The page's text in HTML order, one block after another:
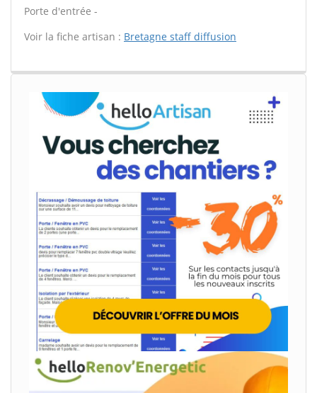
Porte d'entrée -
Voir la fiche artisan : Bretagne staff diffusion